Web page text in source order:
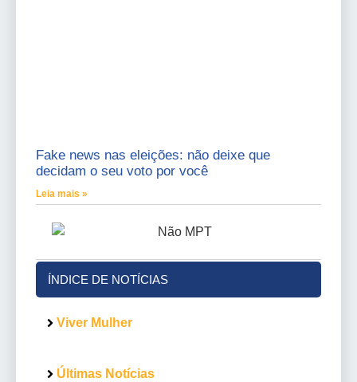
Fake news nas eleições: não deixe que
decidam o seu voto por você
Leia mais »
ÍNDICE DE NOTÍCIAS
Viver Mulher
Últimas Notícias